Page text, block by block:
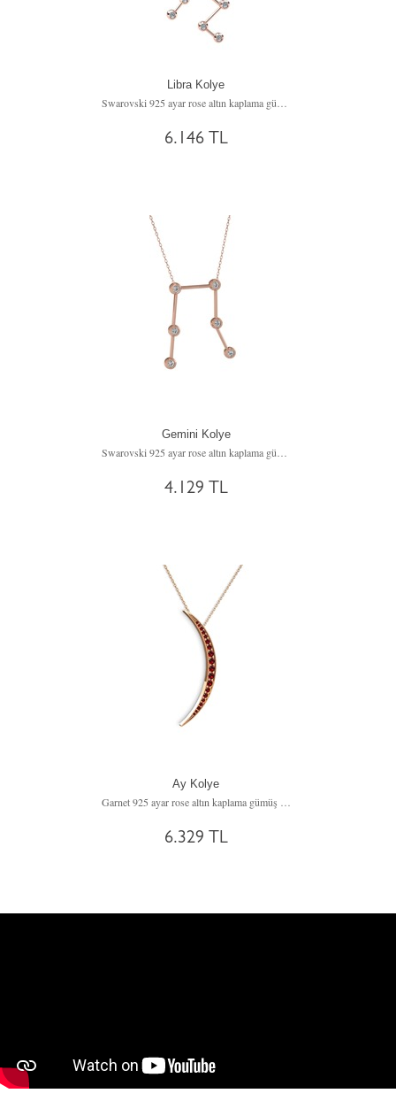
Libra Kolye
6.146 TL
Gemini Kolye
4.129 TL
Ay Kolye
6.329 TL